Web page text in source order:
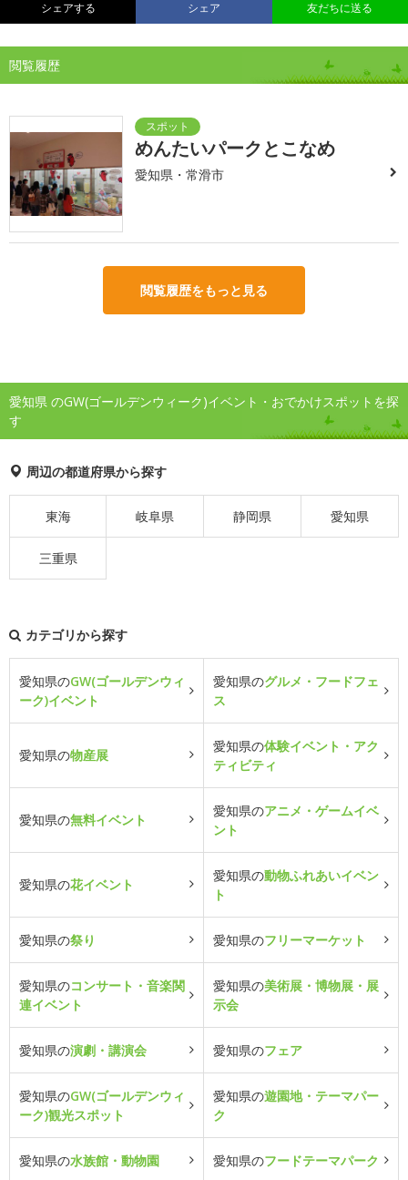
シェアする シェア 友だちに送る
閲覧履歴
めんたいパークとこなめ
愛知県・常滑市
閲覧履歴をもっと見る
愛知県 のGW(ゴールデンウィーク)イベント・おでかけスポットを探
す
周辺の都道府県から探す
東海 岐阜県 静岡県 愛知県
三重県
カテゴリから探す
愛知県のGW(ゴールデンウィ
ーク)イベント
愛知県のグルメ・フードフェ
ス
愛知県の物産展
愛知県の体験イベント・アク
ティビティ
愛知県の無料イベント
愛知県のアニメ・ゲームイベ
ント
愛知県の花イベント
愛知県の動物ふれあいイベン
ト
愛知県の祭り 愛知県のフリーマーケット
愛知県のコンサート・音楽関
連イベント
愛知県の美術展・博物展・展
示会
愛知県の演劇・講演会 愛知県のフェア
愛知県のGW(ゴールデンウィ
ーク)観光スポット
愛知県の遊園地・テーマパー
ク
愛知県の水族館・動物園 愛知県のフードテーマパーク